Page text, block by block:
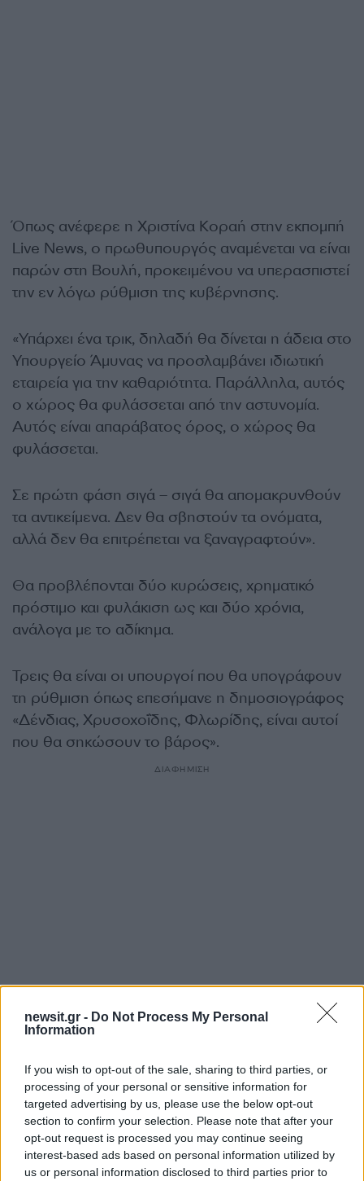
newsit.gr - Do Not Process My Personal
Information
If you wish to opt-out of the sale, sharing to third parties, or
processing of your personal or sensitive information for
targeted advertising by us, please use the below opt-out
section to confirm your selection. Please note that after your
opt-out request is processed you may continue seeing
interest-based ads based on personal information utilized by
us or personal information disclosed to third parties prior to
Όπως ανέφερε η Χριστίνα Κοραή στην εκπομπή
Live News, ο πρωθυπουργός αναμένεται να είναι
παρών στη Βουλή, προκειμένου να υπερασπιστεί
την εν λόγω ρύθμιση της κυβέρνησης.
«Υπάρχει ένα τρικ, δηλαδή θα δίνεται η άδεια στο
Υπουργείο Άμυνας να προσλαμβάνει ιδιωτική
εταιρεία για την καθαριότητα. Παράλληλα, αυτός
ο χώρος θα φυλάσσεται από την αστυνομία.
Αυτός είναι απαράβατος όρος, ο χώρος θα
φυλάσσεται.
Σε πρώτη φάση σιγά – σιγά θα απομακρυνθούν
τα αντικείμενα. Δεν θα σβηστούν τα ονόματα,
αλλά δεν θα επιτρέπεται να ξαναγραφτούν».
Θα προβλέπονται δύο κυρώσεις, χρηματικό
πρόστιμο και φυλάκιση ως και δύο χρόνια,
ανάλογα με το αδίκημα.
Τρεις θα είναι οι υπουργοί που θα υπογράφουν
τη ρύθμιση όπως επεσήμανε η δημοσιογράφος
«Δένδιας, Χρυσοχοΐδης, Φλωρίδης, είναι αυτοί
που θα σηκώσουν το βάρος».
ΔΙΑΦΗΜΙΣΗ
Αν τα χάσατε